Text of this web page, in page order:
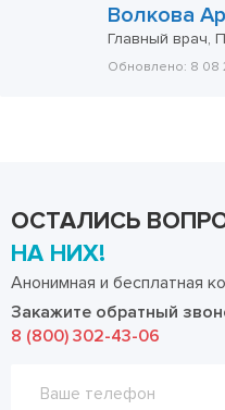
Волкова
Главный врач,
Обновлено: 8 08
ОСТАЛИСЬ
НА НИХ!
Анонимная и бесплатная
Закажите обратный
8 (800) 302-43-06